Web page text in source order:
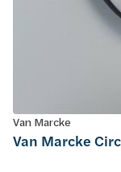
Van Marcke
Van Marcke